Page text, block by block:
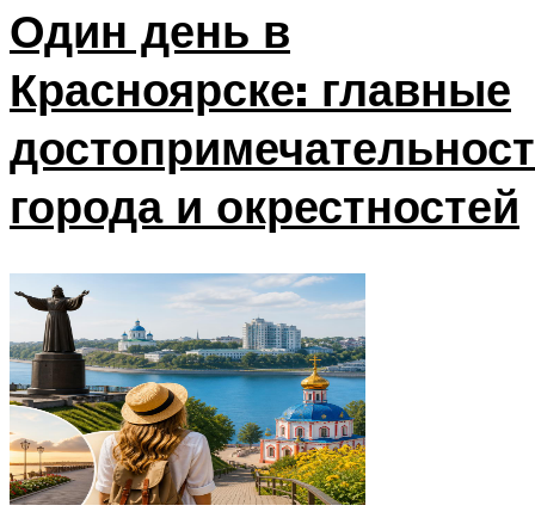
Один день в
Красноярске: главные
города и окрестностей